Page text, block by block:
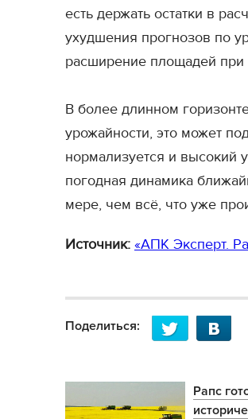
есть держать остатки в
ухудшения прогнозов по
расширение площадей при
В более длинном
урожайности, это может
нормализуется и высокий
погодная динамика
мере, чем всё, что уже
Источник: «АПК Эксперт.
Поделиться:
Рапс